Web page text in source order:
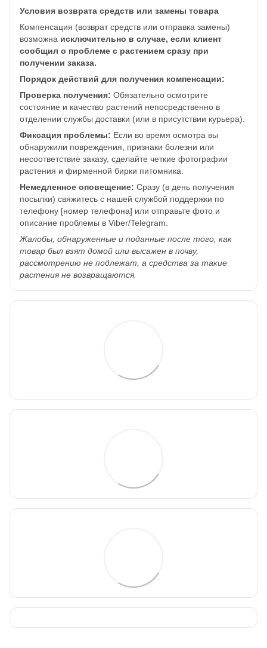
Условия возврата средств или замены товара
Компенсация (возврат средств или отправка замены)
возможна исключительно в случае, если клиент
сообщил о проблеме с растением сразу при
получении заказа.
Порядок действий для получения компенсации:
Проверка получения: Обязательно осмотрите
состояние и качество растений непосредственно в
отделении службы доставки (или в присутствии курьера).
Фиксация проблемы: Если во время осмотра вы
обнаружили повреждения, признаки болезни или
несоответствие заказу, сделайте четкие фотографии
растения и фирменной бирки питомника.
Немедленное оповещение: Сразу (в день получения
посылки) свяжитесь с нашей службой поддержки по
телефону [номер телефона] или отправьте фото и
описание проблемы в Viber/Telegram.
Жалобы, обнаруженные и поданные после того, как
товар был взят домой или высажен в почву,
рассмотрению не подлежат, а средства за такие
растения не возвращаются.